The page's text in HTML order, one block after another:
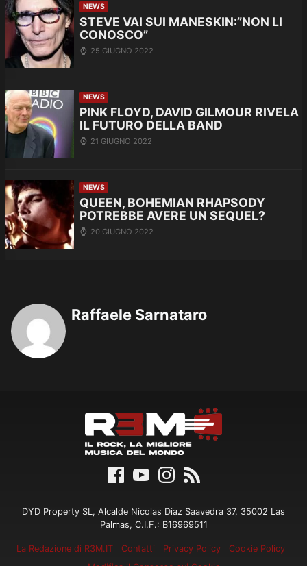
NEWS
STEVE VAI SUI MANESKIN:”NON LI
CONOSCO”
25 GIUGNO 2022
NEWS
PINK FLOYD, DAVID GILMOUR RIVELA
IL FUTURO DELLA BAND
21 GIUGNO 2022
NEWS
QUEEN, BOHEMIAN RHAPSODY
POTREBBE AVERE UN SEQUEL?
20 GIUGNO 2022
Raffaele Sarnataro
DYD Property SL, Alcalde Nicolas Diaz Saavedra 37, 35002 Las
Palmas, C.I.F.: B16969511
La Redazione di R3M.IT Contatti Privacy Policy
Cookie Policy